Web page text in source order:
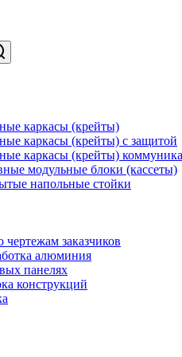
каркасы (крейты)
каркасы (крейты) с защитой
каркасы (крейты)
модульные блоки (кассеты)
напольные стойки
заказчиков
алюминия
панелях
конструкций